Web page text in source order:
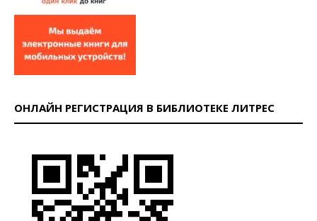
ОНЛАЙН РЕГИСТРАЦИЯ В БИБЛИОТЕКЕ ЛИТРЕС